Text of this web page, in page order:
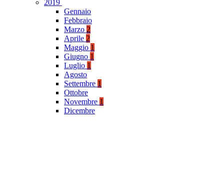
2019
Gennaio
Febbraio
Marzo 2
Aprile 2
Maggio 1
Giugno 1
Luglio 1
Agosto
Settembre 1
Ottobre
Novembre 1
Dicembre